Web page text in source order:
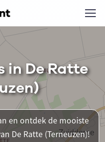
in De Ratte
en ontdek de mooiste
De Ratte (Terneuzen)!